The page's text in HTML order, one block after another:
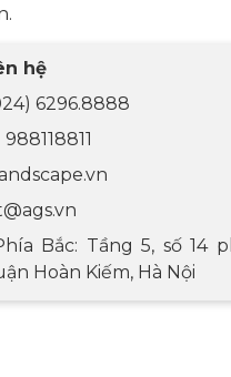
hệ
6296.8888
Bắc: Tầng 5, số 14
Hoàn Kiếm, Hà Nội